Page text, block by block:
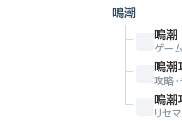
鳴潮
鳴潮
ゲー
鳴潮
攻略
鳴
リセ